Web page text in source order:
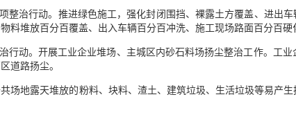
整治行动。推进绿色施工，强化封闭围挡、裸露土方覆盖、进出
料堆放百分百覆盖、出入车辆百分百冲洗、施工现场路面百分百
行动。开展工业企业堆场、主城区内砂石料场扬尘整治工作。工
道路扬尘。
场地露天堆放的粉料、块料、渣土、建筑垃圾、生活垃圾等易产